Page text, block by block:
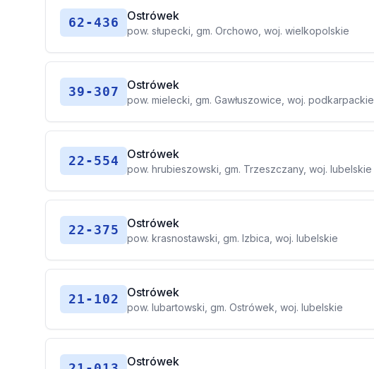
62-436 Ostrówek
pow. słupecki, gm. Orchowo, woj. wielkopolskie
39-307 Ostrówek
pow. mielecki, gm. Gawłuszowice, woj. podkarpackie
22-554 Ostrówek
pow. hrubieszowski, gm. Trzeszczany, woj. lubelskie
22-375 Ostrówek
pow. krasnostawski, gm. Izbica, woj. lubelskie
21-102 Ostrówek
pow. lubartowski, gm. Ostrówek, woj. lubelskie
Ostrówek